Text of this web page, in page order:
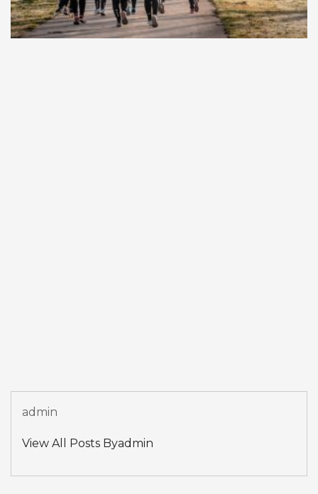
admin
View All Posts Byadmin